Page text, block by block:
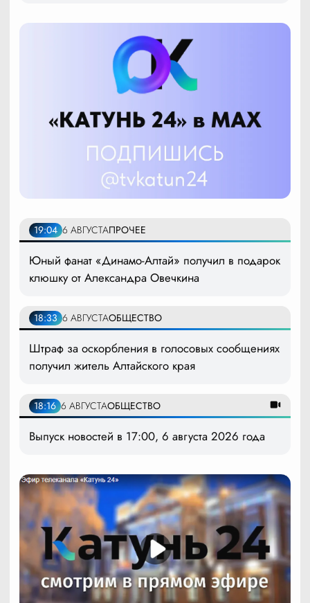
19:04 6 АВГУСТАПРОЧЕЕ
Юный фанат «Динамо-Алтай» получил в подарок
клюшку от Александра Овечкина
18:33 6 АВГУСТАОБЩЕСТВО
Штраф за оскорбления в голосовых сообщениях
получил житель Алтайского края
18:16 6 АВГУСТАОБЩЕСТВО
Выпуск новостей в 17:00, 6 августа 2026 года